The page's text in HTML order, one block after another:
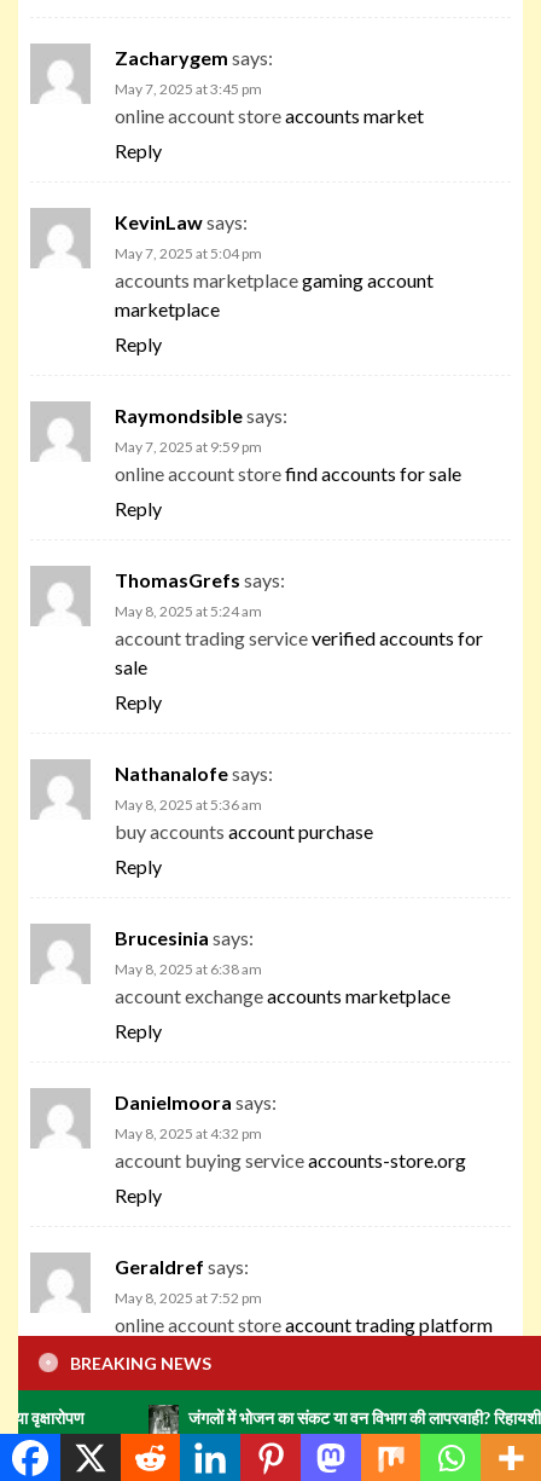
Zacharygem says:
May 7, 2025 at 3:45 pm
online account storeaccounts market
Reply
KevinLawsays:
May 7, 2025 at 5:04 pm
accounts marketplacegaming account
marketplace
Reply
Raymondsiblesays:
May 7, 2025 at 9:59 pm
online account storefind accounts for sale
Reply
ThomasGrefs says:
May 8, 2025 at 5:24 am
account trading serviceverified accounts for
sale
Reply
Nathanalofesays:
May 8, 2025 at 5:36 am
buy accounts account purchase
Reply
Brucesinia says:
May 8, 2025 at 6:38 am
account exchangeaccounts marketplace
Reply
Danielmoora says:
May 8, 2025 at 4:32 pm
account buying serviceaccounts-store.org
Reply
Geraldref says:
May 8, 2025 at 7:52 pm
online account storeaccount trading platform
Reply
JasonCragesays:
May 8, 2025 at 8:22 pm
BREAKING NEWS
जंगलों में भोजन का संकट या वन विभाग की लापरवाही? रिहायशी इलाकों में